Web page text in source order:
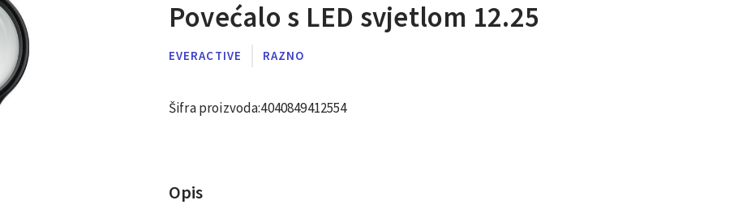
Povećalo s LED svjetlom 12.25
EVERACTIVE RAZNO
Šifra proizvoda:4040849412554
Opis